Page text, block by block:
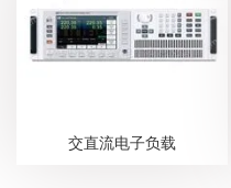
交直流电子负载